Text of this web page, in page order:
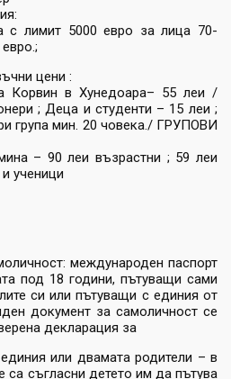
с лимит 5000 евро за лица 70-
цени :
Корвин в Хунедоара– 55 леи /
; Деца и студенти – 15 леи ;
група мин. 20 човека./ ГРУПОВИ
– 90 леи възрастни ; 59 леи
ученици
международен паспорт
под 18 години, пътуващи сами
си или пътуващи с единия от
документ за самоличност се
декларация за
или двамата родители – в
са съгласни детето им да пътува